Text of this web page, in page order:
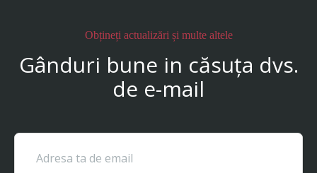
Obțineți actualizări și multe altele
Gânduri bune in căsuța dvs.
de e-mail